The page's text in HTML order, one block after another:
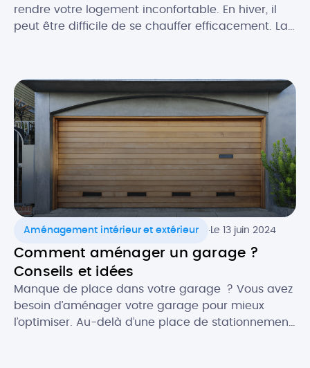
rendre votre logement inconfortable. En hiver, il
peut être difficile de se chauffer efficacement. La
faut savoir sur la clim’ réversible, ou pompe à
chaleur air/air : comment elle […]
Aménagement intérieur et extérieur Le 13 juin 2024
Comment aménager un garage ?
Conseils et idées
Manque de place dans votre garage ? Vous avez
besoin d’aménager votre garage pour mieux
l’optimiser. Au-delà d’une place de stationnement,